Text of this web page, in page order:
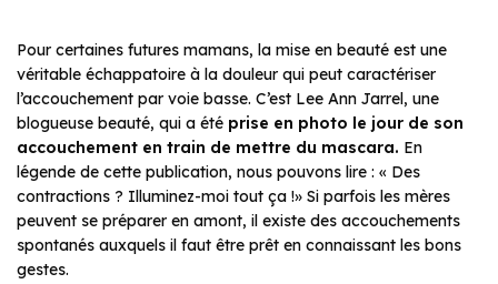
Pour certaines futures mamans, la mise en beauté est une
véritable échappatoire à la douleur qui peut caractériser
l’accouchement par voie basse. C’est Lee Ann Jarrel, une
blogueuse beauté, qui a été prise en photo le jour de son
accouchement en train de mettre du mascara. En
légende de cette publication, nous pouvons lire : « Des
contractions ? Illuminez-moi tout ça !» Si parfois les mères
peuvent se préparer en amont, il existe des accouchements
spontanés auxquels il faut être prêt en connaissant les bons
gestes.